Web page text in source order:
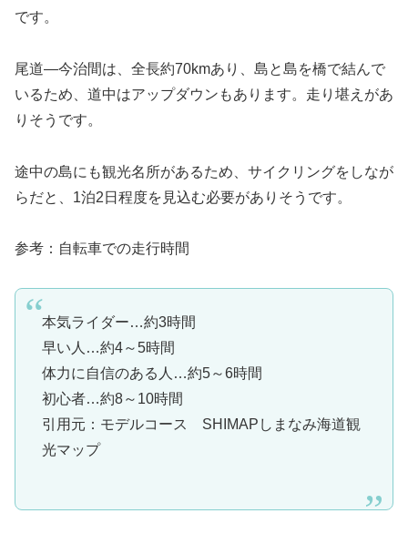
です。
尾道―今治間は、全長約70kmあり、島と島を橋で結んで
いるため、道中はアップダウンもあります。走り堪えがあ
りそうです。
途中の島にも観光名所があるため、サイクリングをしなが
らだと、1泊2日程度を見込む必要がありそうです。
参考：自転車での走行時間
本気ライダー…約3時間
早い人…約4～5時間
体力に自信のある人…約5～6時間
初心者…約8～10時間
引用元：モデルコース SHIMAPしまなみ海道観
光マップ